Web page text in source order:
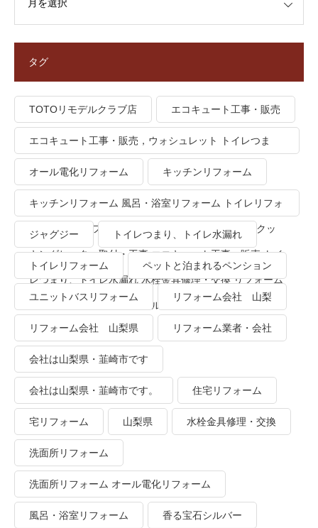
タグ
TOTOリモデルクラブ店 エコキュート工事・販売
エコキュート工事・販売，ウォシュレット トイレつま
り、トイレ水漏れ
オール電化リフォーム キッチンリフォーム
キッチンリフォーム 風呂・浴室リフォーム トイレリフォ
ーム 洗面所リフォーム オール電化リフォーム ＩＨクッ
キングヒーター取付・工事 エコキュート工事・販売 トイ
レつまり、トイレ水漏れ 水栓金具修理・交換 リフォーム
業者・会社 ＴＯＴＯリモデルクラブ
ジャグジー トイレつまり、トイレ水漏れ
トイレリフォーム ペットと泊まれるペンション
ユニットバスリフォーム リフォーム会社 山梨
リフォーム会社 山梨県 リフォーム業者・会社
会社は山梨県・韮崎市です
会社は山梨県・韮崎市です。 住宅リフォーム
宅リフォーム 山梨県 水栓金具修理・交換
洗面所リフォーム
洗面所リフォーム オール電化リフォーム
風呂・浴室リフォーム 香る宝石シルバー